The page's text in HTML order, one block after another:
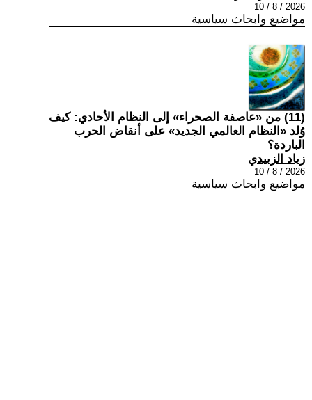
2026 / 8 / 10
مواضيع وابحاث سياسية
(11) من «عاصفة الصحراء» إلى النظام الأحادي: كيف
وُلد «النظام العالمي الجديد» على أنقاض الحرب
الباردة؟
زياد الزبيدي
2026 / 8 / 10
مواضيع وابحاث سياسية